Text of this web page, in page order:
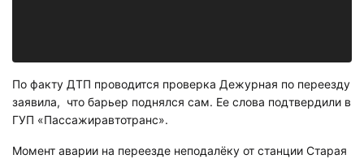
По факту ДТП проводится проверка Дежурная по переезду
заявила, что барьер поднялся сам. Ее слова подтвердили в
ГУП «Пассажиравтотранс».
Момент аварии на переезде неподалёку от станции Старая